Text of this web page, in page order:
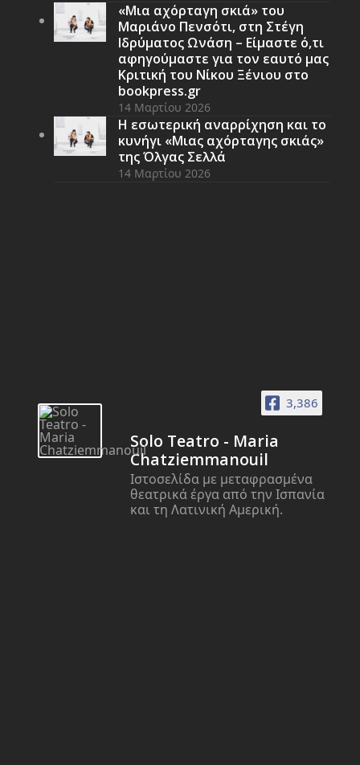
«Μια αχόρταγη σκιά» του
Μαριάνο Πενσότι, στη Στέγη
Ιδρύματος Ωνάση – Είμαστε ό,τι
αφηγούμαστε για τον εαυτό μας
Κριτική του Νίκου Ξένιου στο
bookpress.gr
14 Μαρτίου 2026
Η εσωτερική αναρρίχηση και το
κυνήγι «Μιας αχόρταγης σκιάς»
της Όλγας Σελλά
14 Μαρτίου 2026
3,386
Solo Teatro - Maria
Chatziemmanouil
Ιστοσελίδα με μεταφρασμένα
θεατρικά έργα από την Ισπανία
και τη Λατινική Αμερική.